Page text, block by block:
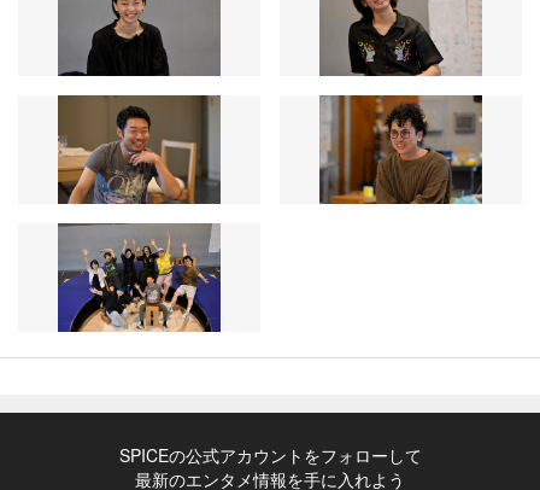
SPICEの公式アカウントをフォローして
最新のエンタメ情報を手に入れよう